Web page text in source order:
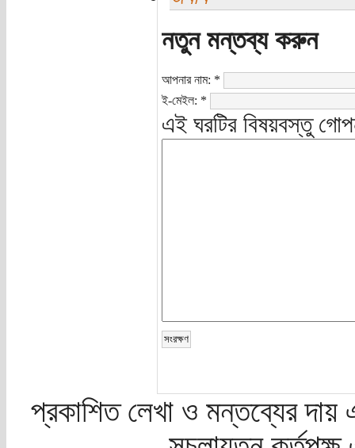
নতুন মন্তব্য করুন
আপনার নাম: *
ই-মেইল: *
এই ঘরটির বিষয়বস্তু
প্রকাশিত লেখা ও মন্তব্যের দায়